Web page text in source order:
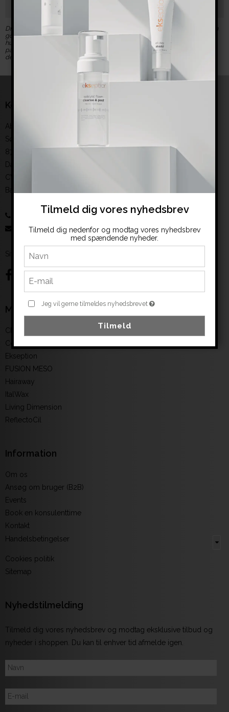
Godkend
Dine personlige data vil hjælpe os med at oprette en konto og give dig en
god oplevelse på vores website. Ved at have en konto hos os, kan du
hurtigere bestille varer og du kan se dine tidligere ordrer. Vi lover at passe
på dine data og holde dem sikret. Hvis du ønsker at slette din konto, kan
dette nemt gøres når du er logget ind.
Kontakt
Abeauty from North
Sønderbrogade 6. baghuset
8700 Horsens
Danmark
CVR-nummer
Bankoplysninger
salg@abeauty.dk
Sitemap
Mærker
Clean & easy
Color
Ekseption
FUSION MESO
Hairaway
ItalWax
Living Dimension
ReflectoCil
Information
Om os
Ansøg om bruger (B2B)
Events
Book en konsulenttime
Kontakt
Handelsbetingelser
Cookies politik
Sitemap
Nyhedstilmelding
Tilmeld dig vores nyhedsbrev og modtag eksklusive tilbud og
nyheder i shoppen. Du kan til enhver tid afmelde igen.
Tilmeld dig vores nyhedsbrev
Tilmeld dig nedenfor og modtag vores nyhedsbrev
med spændende nyheder.
Jeg vil gerne tilmeldes nyhedsbrevet
Tilmeld